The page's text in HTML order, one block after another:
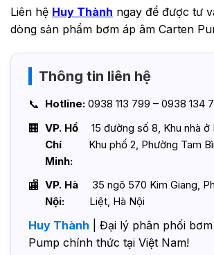
Liên hệ Huy Thành ngay để được tư
dòng sản phẩm bơm áp âm Carten
Thông tin liên hệ
Hotline: 0938 113 799 – 0938 134
VP. Hồ
Chí
Minh:
15 đường số 8, Khu nhà ở
Khu phố 2, Phường Tam
VP. Hà
Nội:
35 ngõ 570 Kim Giang,
Liệt, Hà Nội
Huy Thành | Đại lý phân phối
Pump chính thức tại Việt Nam!